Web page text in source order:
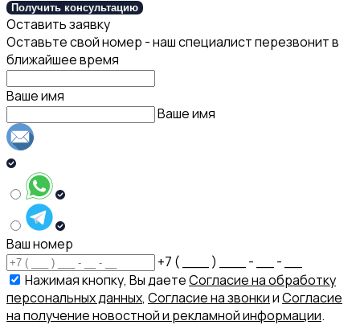
Получить консультацию
Оставить заявку
Оставьте свой номер - наш специалист перезвонит в
ближайшее время
Ваше имя
Ваше имя
Ваш номер
+7 ( ___ ) ___ - __ - __
Нажимая кнопку, Вы даетеСогласие на обработку
персональных данных, Согласие на звонкииСогласие
на получение новостной и рекламной информации.